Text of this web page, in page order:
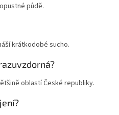
půdě.
krátkodobé sucho.
oblastí České republiky.